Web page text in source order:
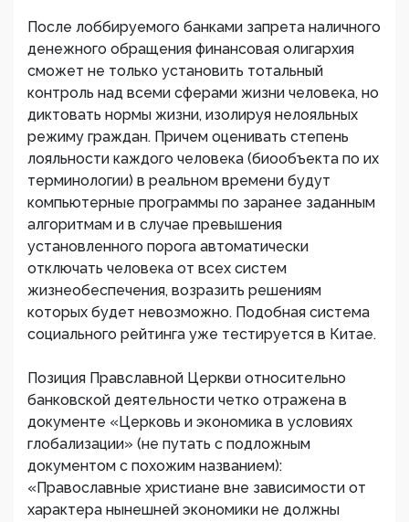
После лоббируемого банками запрета наличного
денежного обращения финансовая олигархия
сможет не только установить тотальный
контроль над всеми сферами жизни человека, но
диктовать нормы жизни, изолируя нелояльных
режиму граждан. Причем оценивать степень
лояльности каждого человека (биообъекта по их
терминологии) в реальном времени будут
компьютерные программы по заранее заданным
алгоритмам и в случае превышения
установленного порога автоматически
отключать человека от всех систем
жизнеобеспечения, возразить решениям
которых будет невозможно. Подобная система
социального рейтинга уже тестируется в Китае.
Позиция Правславной Церкви относительно
банковской деятельности четко отражена в
документе «Церковь и экономика в условиях
глобализации» (не путать с подложным
документом с похожим названием):
«Православные христиане вне зависимости от
характера нынешней экономики не должны